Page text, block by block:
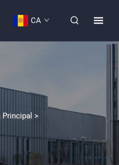
CA
Principal >